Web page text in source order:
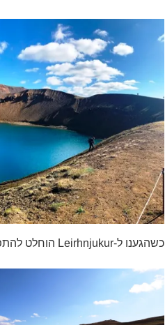
כשהגענו ל-Leirhnjukur הוחלט להתפצל – אמא והקטנצ'יק נשארו באוטו ואבא יצא עם הגדולים…